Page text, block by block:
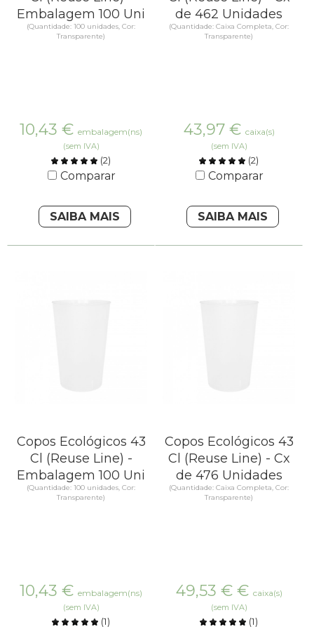
Embalagem 100 Uni
(Quantidade: 100 unidades, Cor:
Transparente)
10,43 € embalagem(ns)
(sem IVA)
(2)
Comparar
SAIBA MAIS
de 462 Unidades
(Quantidade: Caixa Completa, Cor:
Transparente)
43,97 € caixa(s)
(sem IVA)
(2)
Comparar
SAIBA MAIS
Copos Ecológicos 43
Cl (Reuse Line) -
Embalagem 100 Uni
(Quantidade: 100 unidades, Cor:
Transparente)
10,43 € embalagem(ns)
(sem IVA)
(1)
Copos Ecológicos 43
Cl (Reuse Line) - Cx
de 476 Unidades
(Quantidade: Caixa Completa, Cor:
Transparente)
49,53 € € caixa(s)
(sem IVA)
(1)